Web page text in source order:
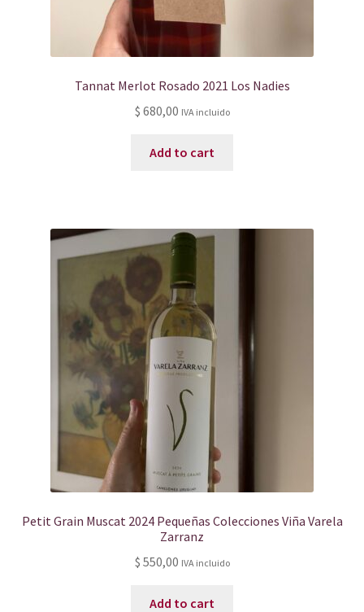
Tannat Merlot Rosado 2021 Los Nadies
$ 680,00 IVA incluido
Add to cart
Petit Grain Muscat 2024 Pequeñas Colecciones Viña Varela
Zarranz
$ 550,00 IVA incluido
Add to cart